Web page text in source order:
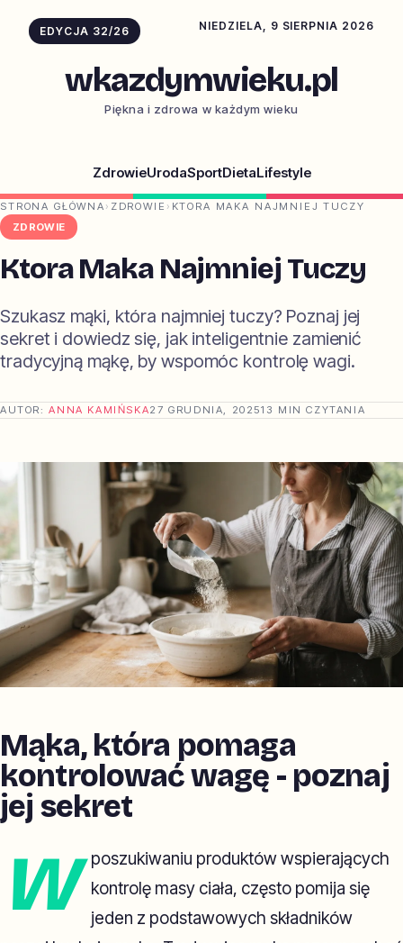
EDYCJA 32/26 NIEDZIELA, 9 SIERPNIA 2026
wkazdymwieku.pl
Piękna i zdrowa w każdym wieku
ZdrowieUrodaSportDietaLifestyle
STRONA GŁÓWNA › ZDROWIE › KTORA MAKA NAJMNIEJ TUCZY
ZDROWIE
Ktora Maka Najmniej Tuczy
Szukasz mąki, która najmniej tuczy? Poznaj jej
sekret i dowiedz się, jak inteligentnie zamienić
tradycyjną mąkę, by wspomóc kontrolę wagi.
AUTOR:ANNA KAMIŃSKA27 GRUDNIA, 202513 MIN CZYTANIA
Mąka, która pomaga
kontrolować wagę - poznaj
jej sekret
W
poszukiwaniu produktów wspierających
kontrolę masy ciała, często pomija się
jeden z podstawowych składników